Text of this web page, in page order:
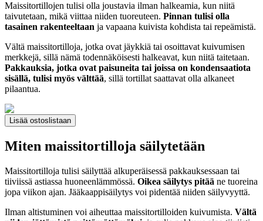
Maissitortillojen tulisi olla joustavia ilman halkeamia, kun niitä
taivutetaan, mikä viittaa niiden tuoreuteen. Pinnan tulisi olla
tasainen rakenteeltaan ja vapaana kuivista kohdista tai repeämistä.
Vältä maissitortilloja, jotka ovat jäykkiä tai osoittavat kuivumisen
merkkejä, sillä nämä todennäköisesti halkeavat, kun niitä taitetaan.
Pakkauksia, jotka ovat paisuneita tai joissa on kondensaatiota
sisällä, tulisi myös välttää, sillä tortillat saattavat olla alkaneet
pilaantua.
Lisää ostoslistaan
Miten maissitortilloja säilytetään
Maissitortilloja tulisi säilyttää alkuperäisessä pakkauksessaan tai
tiiviissä astiassa huoneenlämmössä. Oikea säilytys pitää ne tuoreina
jopa viikon ajan. Jääkaappisäilytys voi pidentää niiden säilyvyyttä.
Ilman altistuminen voi aiheuttaa maissitortilloiden kuivumista. Vältä